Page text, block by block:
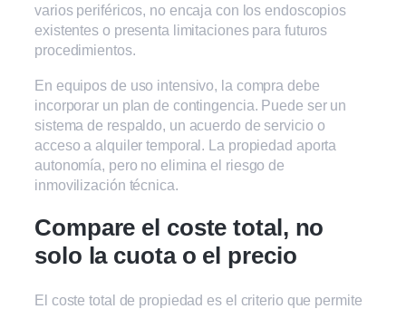
varios periféricos, no encaja con los endoscopios
existentes o presenta limitaciones para futuros
procedimientos.
En equipos de uso intensivo, la compra debe
incorporar un plan de contingencia. Puede ser un
sistema de respaldo, un acuerdo de servicio o
acceso a alquiler temporal. La propiedad aporta
autonomía, pero no elimina el riesgo de
inmovilización técnica.
Compare el coste total, no
solo la cuota o el precio
El coste total de propiedad es el criterio que permite